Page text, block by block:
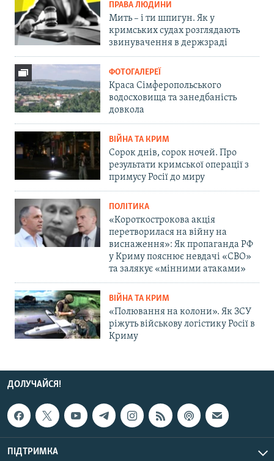
ПРАВА ЛЮДИНИ
Мить – і ти шпигун. Як у
кримських судах розглядають
звинувачення в держзраді
ФОТОГАЛЕРЕЇ
Краса Сімферопольського
водосховища та занедбаність
довкола
ВІЙНА ТА КРИМ
Сорок днів, сорок ночей. Про
результати кримської операції з
примусу Росії до миру
ПОЛІТИКА
«Короткострокова акція
перетворилася на війну на
виснаження»: Як пропаганда РФ
у Криму пояснює невдачі «СВО»
та залякує «мінними атаками»
ВІЙНА ТА КРИМ
«Полювання на колони». Як ЗСУ
ріжуть військову логістику Росії в
Криму
ДОЛУЧАЙСЯ!
ПІДТРИМКА